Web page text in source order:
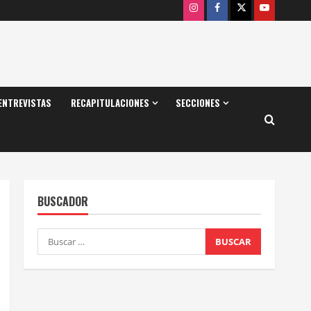
InstagramFacebook
X Youtube
RECAPITULACIONES SECCIONES
BUSCADOR
Buscar: